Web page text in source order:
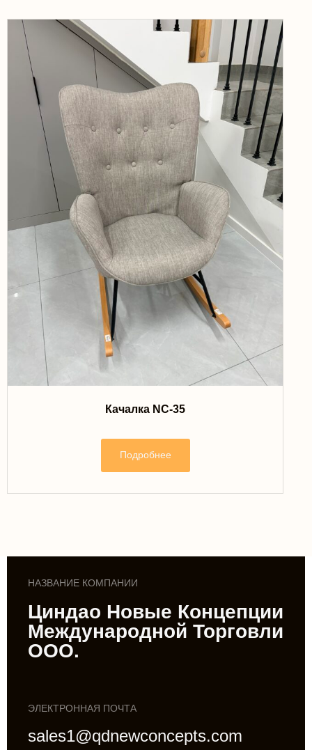
Качалка NC-35
Подробнее
НАЗВАНИЕ КОМПАНИИ
Циндао Новые Концепции
Международной Торговли
ООО.
ЭЛЕКТРОННАЯ ПОЧТА
sales1@qdnewconcepts.com